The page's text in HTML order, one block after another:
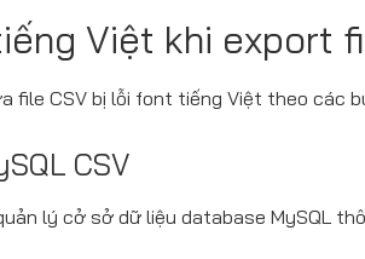
Việt khi export
file CSV bị lỗi font tiếng Việt theo các
CSV
lý cở sở dữ liệu database MySQL